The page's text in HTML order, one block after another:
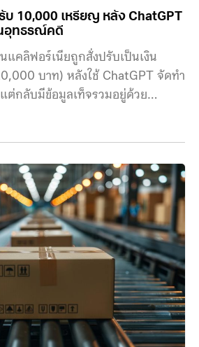
บ 10,000 เหรียญ หลัง ChatGPT
อุทธรณ์คดี
แคลิฟอร์เนียถูกสั่งปรับเป็นเงิน
บาท) หลังใช้ ChatGPT จัดทำ
กลับมีข้อมูลเท็จรวมอยู่ด้วย
มถึงออกคำเตือนให้ทนายความหลีก
อิงที่ไม่ได้ตรวจสอบด้วยตนเองใน
เหตุการณ์ในครั้งนี้เกิดขึ้นที่ศาล
ฐแคลิฟอร์เนีย ด้วยการสั่งปรับ
าฟาวี เป็นเงิน 10,000 เหรียญ
รวจสอบพบว่า เอกสารที่ใช้ยื่น